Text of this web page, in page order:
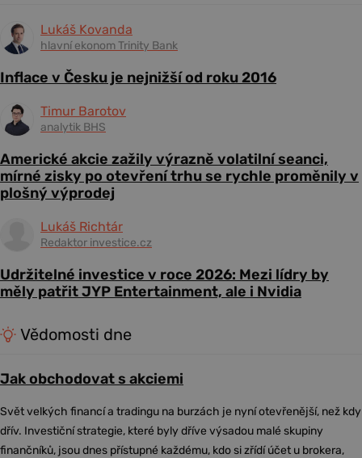
Lukáš Kovanda
hlavní ekonom Trinity Bank
Inflace v Česku je nejnižší od roku 2016
Timur Barotov
analytik BHS
Americké akcie zažily výrazně volatilní seanci,
mírné zisky po otevření trhu se rychle proměnily v
plošný výprodej
Lukáš Richtár
Redaktor investice.cz
Udržitelné investice v roce 2026: Mezi lídry by
měly patřit JYP Entertainment, ale i Nvidia
Vědomosti dne
Jak obchodovat s akciemi
Svět velkých financí a tradingu na burzách je nyní otevřenější, než kdy
dřív. Investiční strategie, které byly dříve výsadou malé skupiny
finančníků, jsou dnes přístupné každému, kdo si zřídí účet u brokera,